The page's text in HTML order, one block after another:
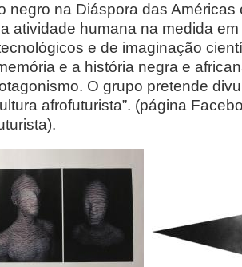
negro na Diáspora das Américas
atividade humana na medida
e de imaginação
e a história negra e
O grupo pretende
afrofuturista”. (página